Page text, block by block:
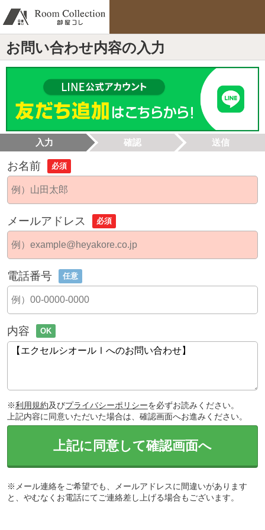
お問い合わせ内容の入力
入力 確認 送信
お名前 必須
メールアドレス 必須
電話番号 任意
内容 OK
※利用規約及びプライバシーポリシーを必ずお読みください。
上記内容に同意いただいた場合は、確認画面へお進みください。
上記に同意して確認画面へ
※メール連絡をご希望でも、メールアドレスに間違いがあります
と、やむなくお電話にてご連絡差し上げる場合もございます。